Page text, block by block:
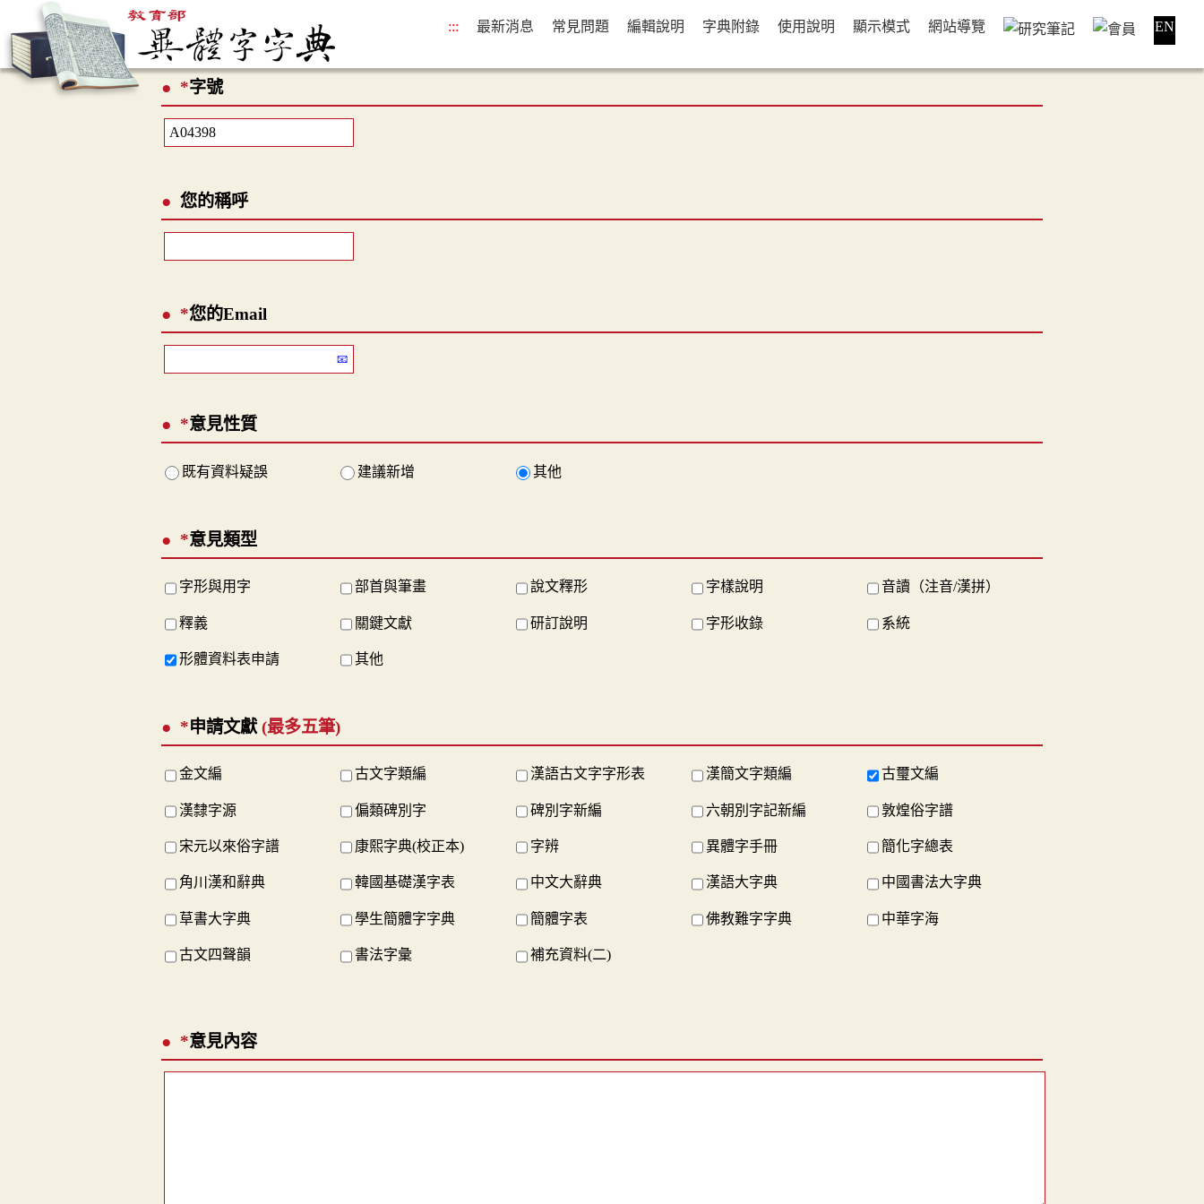
::: 最新消息 常見問題 編輯說明 字典附錄 使用說明 顯示模式 網站導覽 EN
*字號
您的稱呼
*您的Email
*意見性質
既有資料疑誤 建議新增 其他
*意見類型
字形與用字 部首與筆畫 說文釋形 字樣說明 音讀（注音/漢拼）
釋義 關鍵文獻 研訂說明 字形收錄 系統
形體資料表申請 其他
*申請文獻 (最多五筆)
金文編 古文字類編 漢語古文字字形表 漢簡文字類編 古璽文編
漢隸字源 偏類碑別字 碑別字新編 六朝別字記新編 敦煌俗字譜
宋元以來俗字譜 康熙字典(校正本) 字辨 異體字手冊 簡化字總表
角川漢和辭典 韓國基礎漢字表 中文大辭典 漢語大字典 中國書法大字典
草書大字典 學生簡體字字典 簡體字表 佛教難字字典 中華字海
古文四聲韻 書法字彙 補充資料(二)
*意見內容